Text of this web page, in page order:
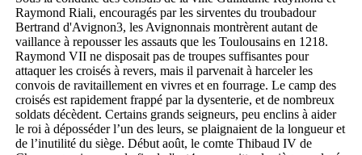
Raymond Riali, encouragés par les sirventes du troubadour
Bertrand d'Avignon3, les Avignonnais montrèrent autant de
vaillance à repousser les assauts que les Toulousains en 1218.
Raymond VII ne disposait pas de troupes suffisantes pour
attaquer les croisés à revers, mais il parvenait à harceler les
convois de ravitaillement en vivres et en fourrage. Le camp des
croisés est rapidement frappé par la dysenterie, et de nombreux
soldats décèdent. Certains grands seigneurs, peu enclins à aider
le roi à déposséder l’un des leurs, se plaignaient de la longueur et
de l’inutilité du siège. Début août, le comte Thibaud IV de